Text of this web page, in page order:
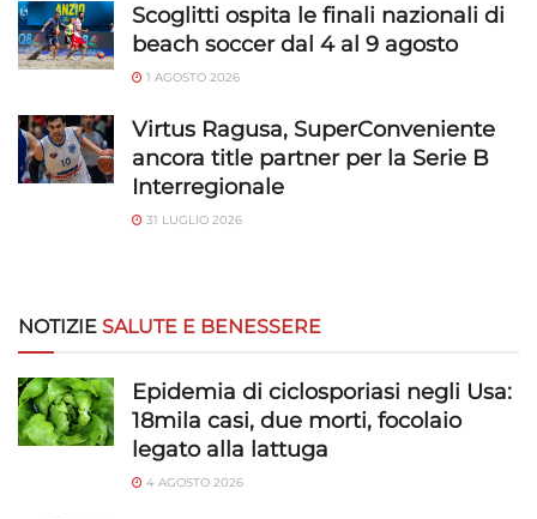
Scoglitti ospita le finali nazionali di
beach soccer dal 4 al 9 agosto
1 AGOSTO 2026
Virtus Ragusa, SuperConveniente
ancora title partner per la Serie B
Interregionale
31 LUGLIO 2026
NOTIZIE SALUTE E BENESSERE
Epidemia di ciclosporiasi negli Usa:
18mila casi, due morti, focolaio
legato alla lattuga
4 AGOSTO 2026